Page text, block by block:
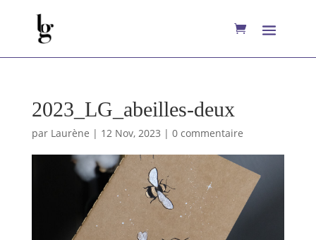
2023_LG_abeilles-deux
par Laurène | 12 Nov, 2023 | 0 commentaire